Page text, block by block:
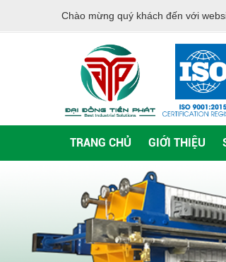
Chào mừng quý khách đến với
TRANG CHỦ GIỚI THIỆU